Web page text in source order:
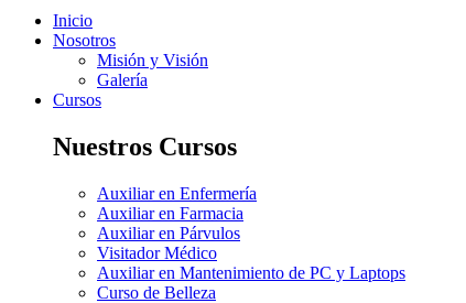
Inicio
Nosotros
Misión y Visión
Galería
Cursos
Nuestros Cursos
Auxiliar en Enfermería
Auxiliar en Farmacia
Auxiliar en Párvulos
Visitador Médico
Auxiliar en Mantenimiento de PC y Laptops
Curso de Belleza